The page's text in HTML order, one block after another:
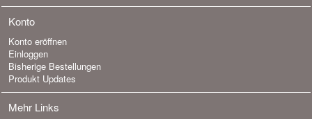
Konto
Konto eröffnen
Einloggen
Bisherige Bestellungen
Produkt Updates
Mehr Links